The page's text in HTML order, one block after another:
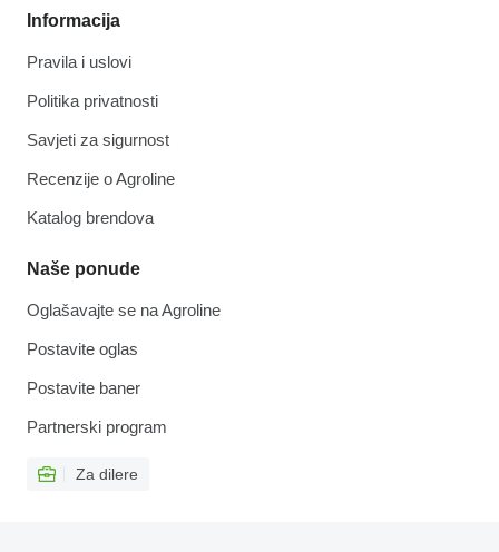
Informacija
Pravila i uslovi
Politika privatnosti
Savjeti za sigurnost
Recenzije o Agroline
Katalog brendova
Naše ponude
Oglašavajte se na Agroline
Postavite oglas
Postavite baner
Partnerski program
Za dilere